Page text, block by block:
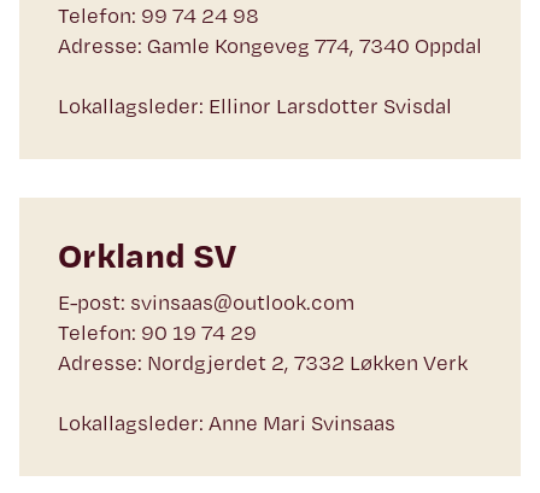
Telefon: 99 74 24 98
Adresse: Gamle Kongeveg 774, 7340 Oppdal
Lokallagsleder: Ellinor Larsdotter Svisdal
Orkland SV
E-post: svinsaas@outlook.com
Telefon: 90 19 74 29
Adresse: Nordgjerdet 2, 7332 Løkken Verk
Lokallagsleder: Anne Mari Svinsaas